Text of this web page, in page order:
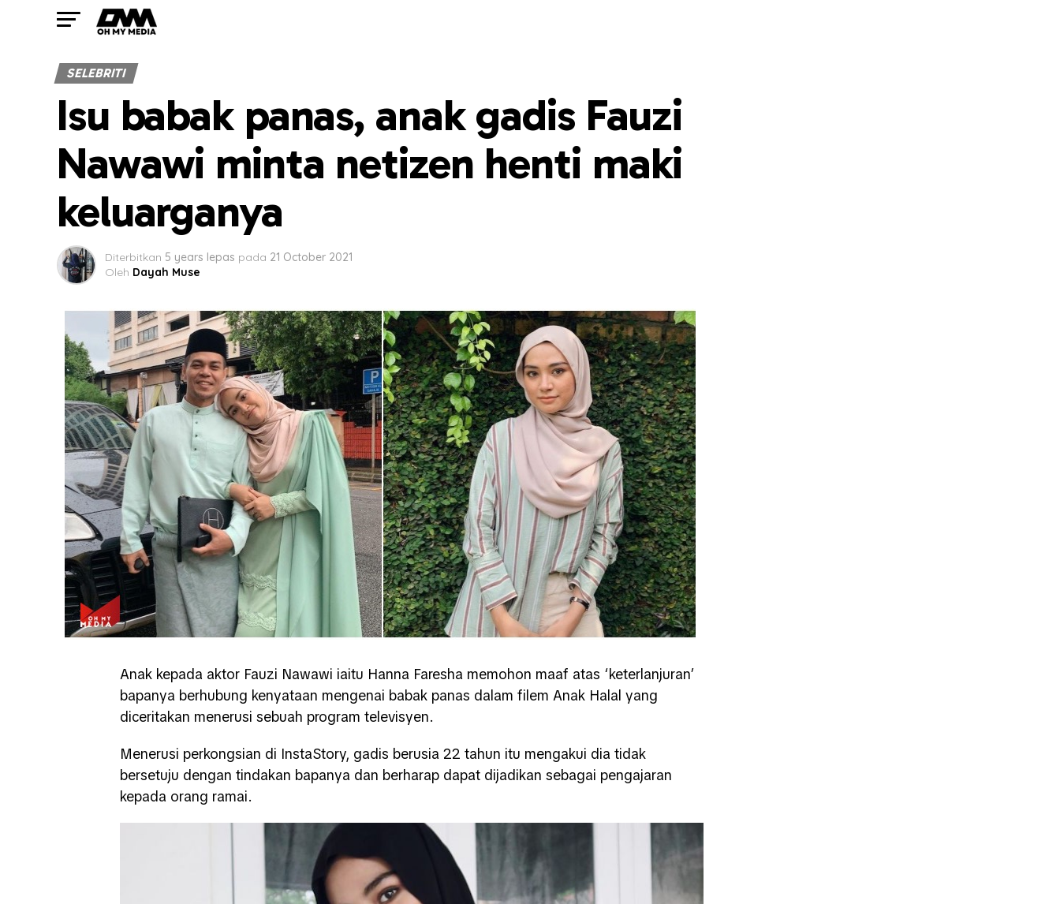
SELEBRITI
Isu babak panas, anak gadis Fauzi
Nawawi minta netizen henti maki
keluarganya
Diterbitkan 5 years lepas pada 21 October 2021
Oleh Dayah Muse
Anak kepada aktor Fauzi Nawawi iaitu Hanna Faresha memohon maaf atas ‘keterlanjuran’
bapanya berhubung kenyataan mengenai babak panas dalam filem Anak Halal yang
diceritakan menerusi sebuah program televisyen.
Menerusi perkongsian di InstaStory, gadis berusia 22 tahun itu mengakui dia tidak
bersetuju dengan tindakan bapanya dan berharap dapat dijadikan sebagai pengajaran
kepada orang ramai.